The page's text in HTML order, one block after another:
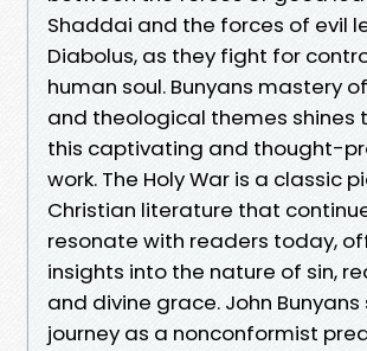
Shaddai and the forces of evil
Diabolus, as they fight for
human soul. Bunyans mastery
and theological themes shines
this captivating and thought-
work. The Holy War is a classic
Christian literature that
resonate with readers today,
insights into the nature of sin,
and divine grace. John
journey as a nonconformist